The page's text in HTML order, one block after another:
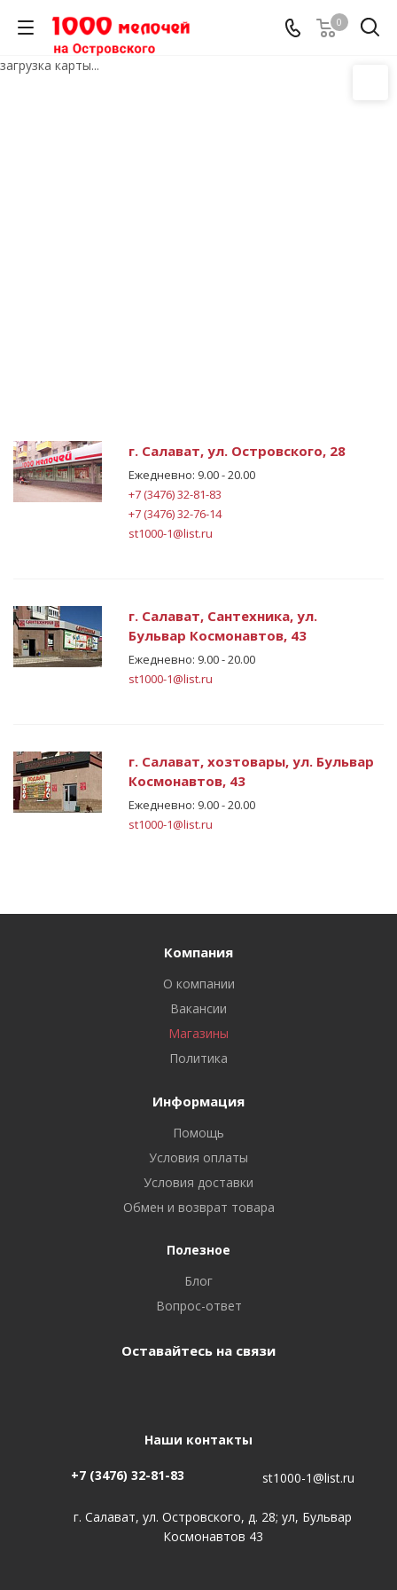
0
загрузка карты...
г. Салават, ул. Островского, 28
Ежедневно: 9.00 - 20.00
+7 (3476) 32-81-83
+7 (3476) 32-76-14
st1000-1@list.ru
г. Салават, Сантехника, ул.
Бульвар Космонавтов, 43
Ежедневно: 9.00 - 20.00
st1000-1@list.ru
г. Салават, хозтовары, ул. Бульвар
Космонавтов, 43
Ежедневно: 9.00 - 20.00
st1000-1@list.ru
Компания
О компании
Вакансии
Магазины
Политика
Информация
Помощь
Условия оплаты
Условия доставки
Обмен и возврат товара
Полезное
Блог
Вопрос-ответ
Оставайтесь на связи
Наши контакты
+7 (3476) 32-81-83 st1000-1@list.ru
г. Салават, ул. Островского, д. 28; ул, Бульвар
Космонавтов 43